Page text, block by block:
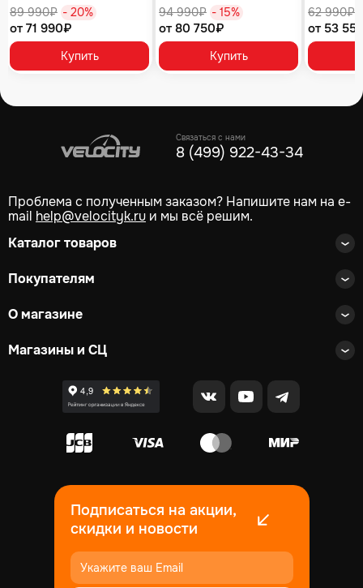
89 990₽ - 20%
от 71 990₽
Купить
94 990₽ - 15%
от 80 750₽
Купить
62 990₽
от 53
Связаться с нами
8 (499) 922-43-34
Проблема с полученным заказом? Напишите нам на e-
mail help@velocityk.ru и мы всё решим.
Каталог товаров
Покупателям
О магазине
Магазины и СЦ
Подписаться на акции,
скидки и новости